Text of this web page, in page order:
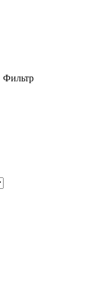
Фильтр